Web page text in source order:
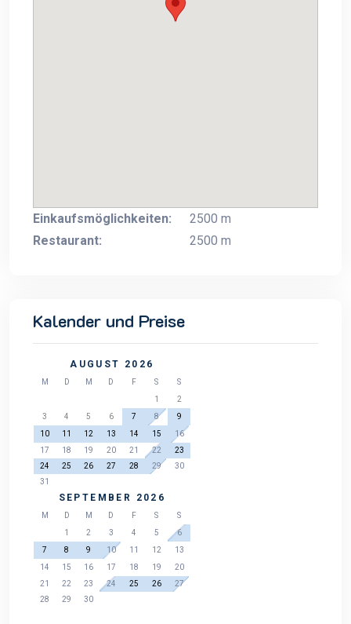
Einkaufsmöglichkeiten:
2500 m
Restaurant:
2500 m
Kalender und Preise
AUGUST 2026
M D M D F S
S
1
2
3
4 5 6 7 8
9
10
11 12 13 14 15
16
17
18 19 20 21 22
23
24
25 26 27 28 29
30
31
SEPTEMBER 2026
M D M D F S
S
1
2 3 4 5
6
7
8 9 10 11 12
13
14
15 16 17 18 19
20
21
22 23 24 25 26
27
28
29 30